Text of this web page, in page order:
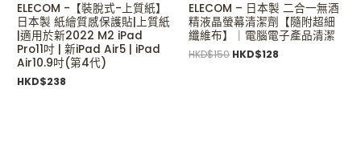
ELECOM -【裝脫式-上質紙】
日本製 紙繪質感保護貼|上質紙
|適用於新2022 M2 iPad
Pro11吋 | 新iPad Air5 | iPad
Air10.9吋(第4代)
HKD$238
ELECOM – 日本製 二合一無酒
精液晶螢幕清潔劑【隨附超細
纖維布】｜電腦電子產品清潔
HKD$150 HKD$128